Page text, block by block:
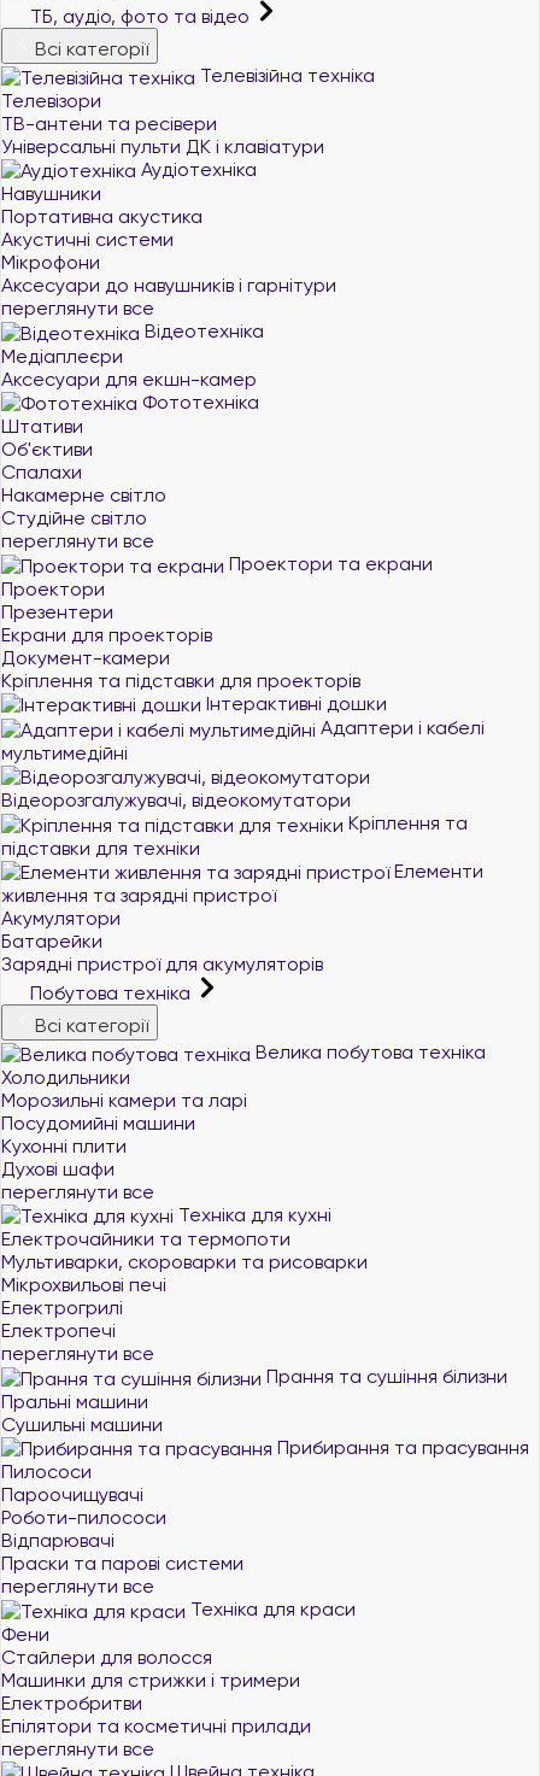
ТБ, аудіо, фото та відео
Всі категорії
Телевізійна техніка
Телевізори
ТВ-антени та ресівери
Універсальні пульти ДК і клавіатури
Аудіотехніка
Навушники
Портативна акустика
Акустичні системи
Мікрофони
Аксесуари до навушників і гарнітури
переглянути все
Відеотехніка
Медіаплеєри
Аксесуари для екшн-камер
Фототехніка
Штативи
Об'єктиви
Спалахи
Накамерне світло
Студійне світло
переглянути все
Проектори та екрани
Проектори
Презентери
Екрани для проекторів
Документ-камери
Кріплення та підставки для проекторів
Інтерактивні дошки
Адаптери і кабелі
мультимедійні
Відеорозгалужувачі, відеокомутатори
Кріплення та
підставки для техніки
Елементи
живлення та зарядні пристрої
Акумулятори
Батарейки
Зарядні пристрої для акумуляторів
Побутова техніка
Всі категорії
Велика побутова техніка
Холодильники
Морозильні камери та ларі
Посудомийні машини
Кухонні плити
Духові шафи
переглянути все
Техніка для кухні
Електрочайники та термопоти
Мультиварки, скороварки та рисоварки
Мікрохвильові печі
Електрогрилі
Електропечі
переглянути все
Прання та сушіння білизни
Пральні машини
Сушильні машини
Прибирання та прасування
Пилососи
Пароочищувачі
Роботи-пилососи
Відпарювачі
Праски та парові системи
переглянути все
Техніка для краси
Фени
Стайлери для волосся
Машинки для стрижки і тримери
Електробритви
Епілятори та косметичні прилади
переглянути все
Швейна техніка